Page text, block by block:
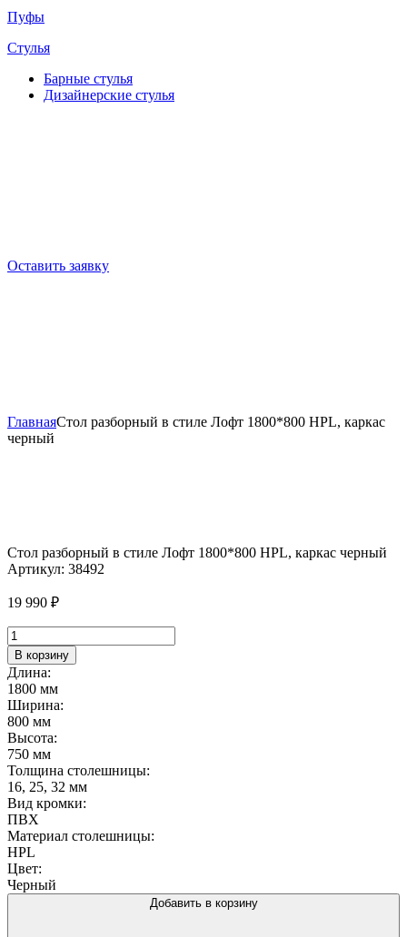
Пуфы
Стулья
Барные cтулья
Дизайнерские cтулья
Оставить заявку
ГлавнаяСтол разборный в стиле Лофт 1800*800 HPL, каркас
черный
Стол разборный в стиле Лофт 1800*800 HPL, каркас черный
Артикул: 38492
19 990 ₽
Количество
товара
Стол
разборный
в
стиле
Лофт
1800*800
HPL,
каркас
черный
В корзину
Длина:
1800 мм
Ширина:
800 мм
Высота:
750 мм
Толщина столешницы:
16, 25, 32 мм
Вид кромки:
ПВХ
Материал столешницы:
HPL
Цвет:
Черный
Добавить в корзину